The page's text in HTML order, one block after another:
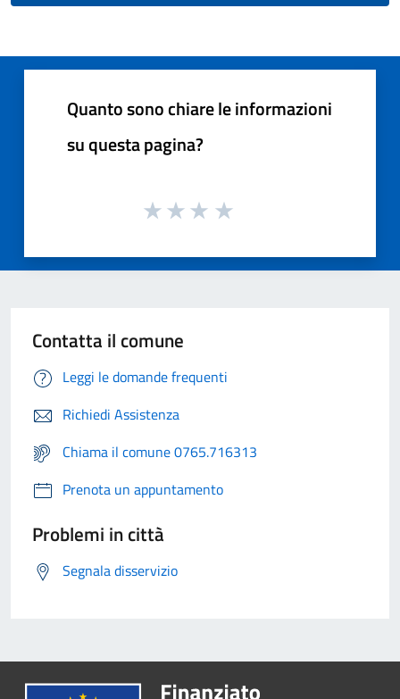
Quanto sono chiare le informazioni
su questa pagina?
Contatta il comune
Leggi le domande frequenti
Richiedi Assistenza
Chiama il comune 0765.716313
Prenota un appuntamento
Problemi in città
Segnala disservizio